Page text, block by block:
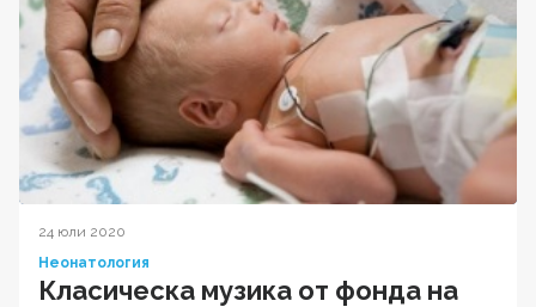
24 юли 2020
Неонатология
Класическа музика от фонда на